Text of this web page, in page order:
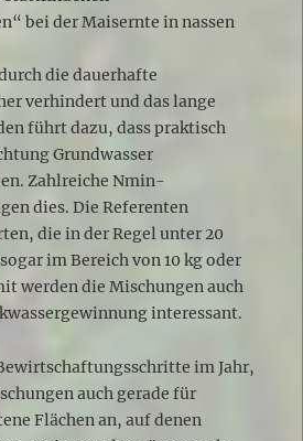
bei der Maisernte in nassen
die dauerhafte
verhindert und das lange
führt dazu, dass praktisch
Grundwasser
Zahlreiche Nmin-
dies. Die Referenten
die in der Regel unter 20
im Bereich von 10 kg oder
werden die Mischungen auch
interessant.
im Jahr,
auch gerade für
Flächen an, auf denen